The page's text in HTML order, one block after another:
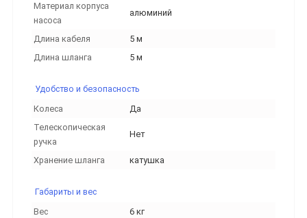
Материал корпуса
насоса
алюминий
Длина кабеля
5 м
Длина шланга
5 м
Удобство и безопасность
Колеса
Да
Телескопическая
ручка
Нет
Хранение шланга катушка
Габариты и вес
Вес
6 кг